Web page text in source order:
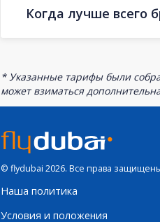
Когда лучше всего
* Указанные тарифы были
может взиматься
© flydubai 2026. Все права
Наша политика
Условия и положения